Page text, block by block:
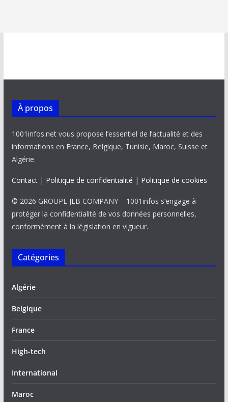
À propos
1001infos.net vous propose l’essentiel de l’actualité et des
informations en France, Belgique, Tunisie, Maroc, Suisse et
Algérie.
Contact| Politique de confidentialité | Politique de cookies
© 2026 GROUPE JLB COMPANY – 1001infos s’engage à
protéger la confidentialité de vos données personnelles,
conformément à la législation en vigueur.
Catégories
Algérie
Belgique
France
High-tech
International
Maroc